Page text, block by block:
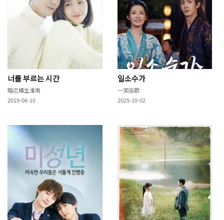
너를 부르는 시간
暗恋橘生淮南
2019-06-10
일소수가
一笑随歌
2025-10-02